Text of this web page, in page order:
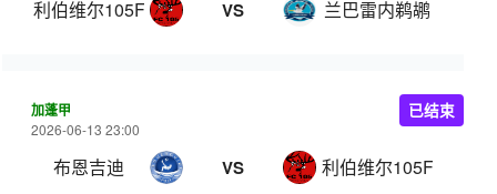
利伯维尔105FC VS 兰巴雷内鹈鹕
加蓬甲
2026-06-13 23:00
布恩吉迪 VS 利伯维尔105FC
已结束